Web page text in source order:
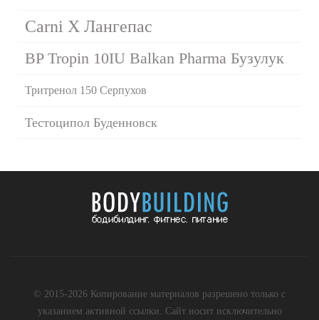
Carni X Лангепас
BP Tropin 10IU Balkan Pharma Бузулук
Тритренол 150 Серпухов
Тестоципол Буденновск
© 2015-2026 Копирование материалов разрешено только с
указанием активной ссылки. Сайт носит исключительно